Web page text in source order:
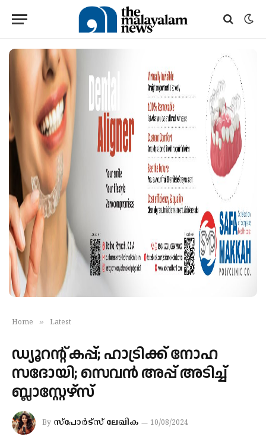
Home » Latest
ഡ്യൂറന്റ് കപ്പ്; ഹാട്രിക്ക് നോഹ
സദോയി; സെവന്‍ അപ്പ് അടിച്ച്
ബ്ലാസ്റ്റേഴ്‌സ്
By സ്‌പോര്‍ട്‌സ് ലേഖിക 10/08/2024